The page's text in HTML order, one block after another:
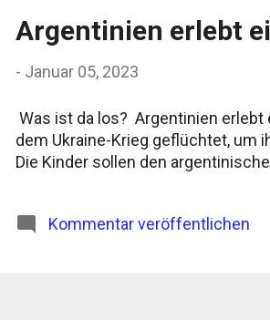
Argentinien erlebt
- Januar 05, 2023
Was ist da los? Argentinien
dem Ukraine-Krieg geflüchtet, um
Die Kinder sollen den
Kommentar veröffentlichen